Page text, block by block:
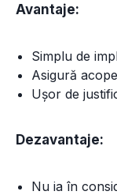
Avantaje:
Simplu de
Asigură
Ușor de
Dezavantaje:
Nu ia în